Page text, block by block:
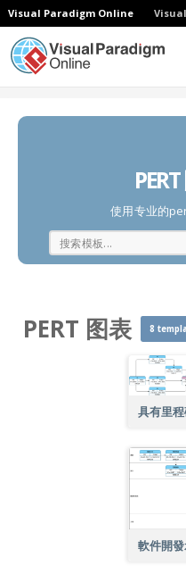
Visual Paradigm Online
使用专业的
PERT 图表 8
具有里
軟件開